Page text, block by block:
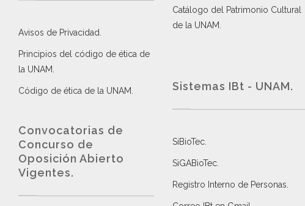
Avisos de Privacidad
Principios del código de ética de
la UNAM
Código de ética de la UNAM
Convocatorias de
Concurso de
Oposición Abierto
Vigentes.
Catálogo del Patrimonio Cultural
de la UNAM.
Sistemas IBt - UNAM.
SiBioTec
SiGABioTec.
Registro Interno de Personas